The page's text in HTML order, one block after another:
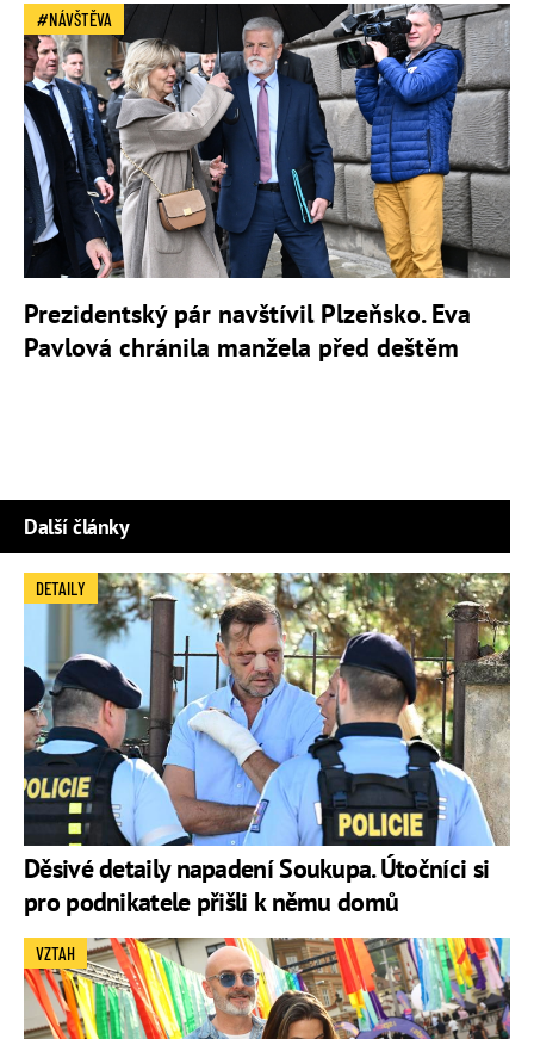
NÁVŠTĚVA
Prezidentský pár navštívil Plzeňsko. Eva
Pavlová chránila manžela před deštěm
Další články
Děsivé detaily napadení Soukupa. Útočníci si
pro podnikatele přišli k němu domů
DETAILY
VZTAH